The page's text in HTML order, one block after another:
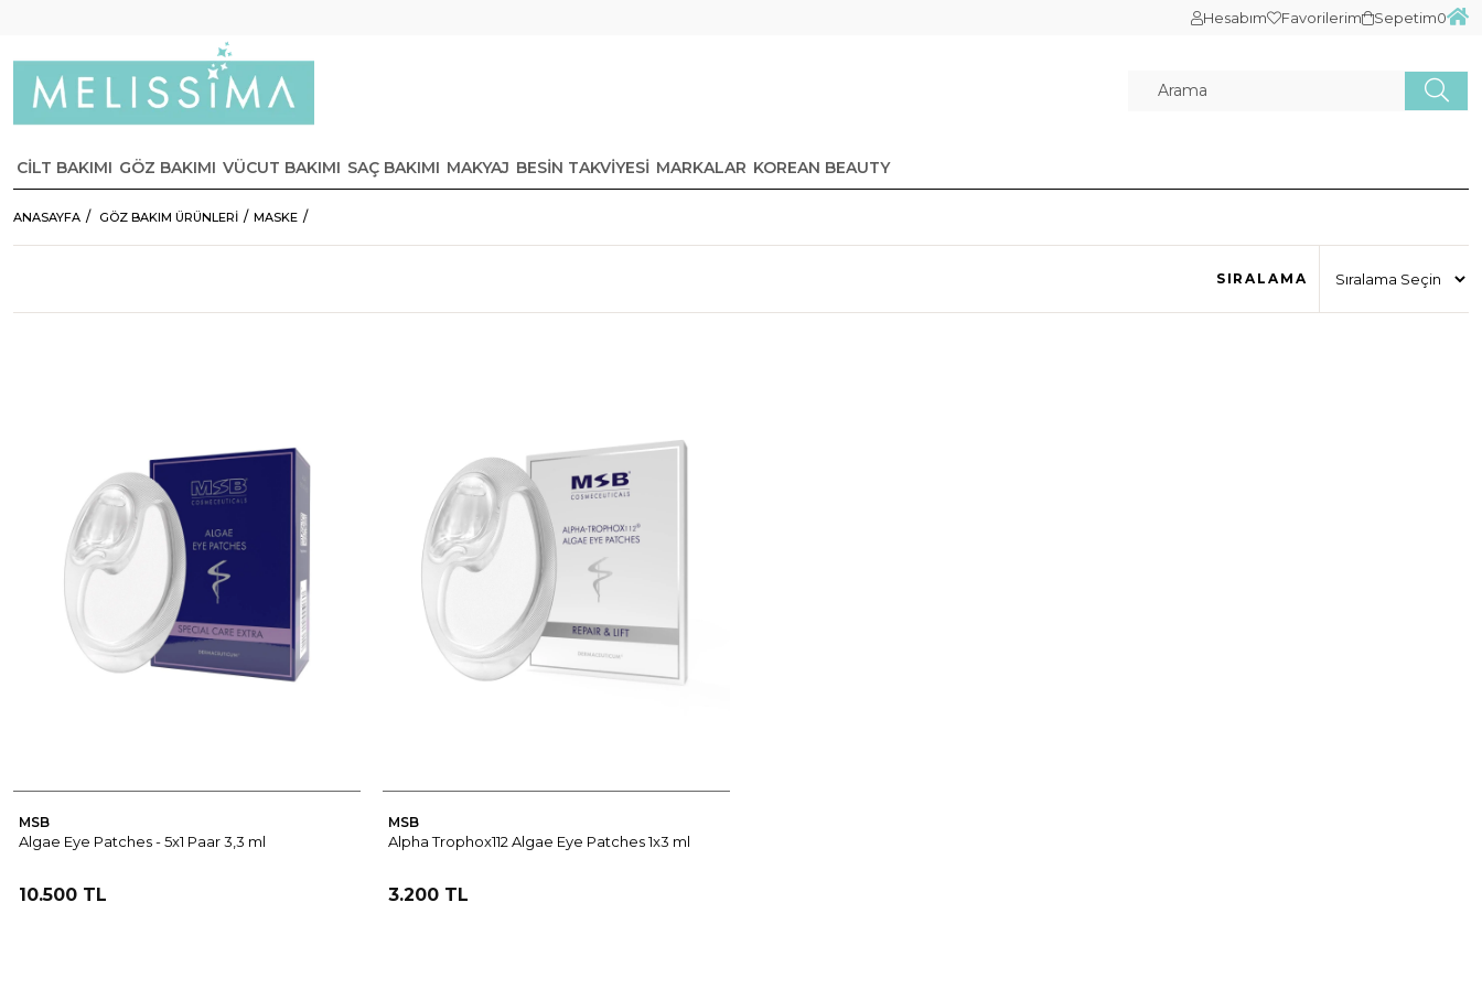
Hesabım Favorilerim Sepetim0
CİLT BAKIMI GÖZ BAKIMI VÜCUT BAKIMI SAÇ BAKIMI MAKYAJ BESİN TAKVİYESİ MARKALAR KOREAN BEAUTY
ANASAYFA GÖZ BAKIM ÜRÜNLERİ MASKE
SIRALAMA
MSB
Algae Eye Patches - 5x1 Paar 3,3 ml
10.500 TL
MSB
Alpha Trophox112 Algae Eye Patches 1x3 ml
3.200 TL